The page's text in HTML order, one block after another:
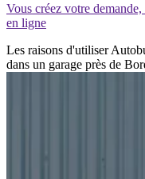
Vous créez votre
en ligne
Les raisons d'utiliser
dans un garage près de